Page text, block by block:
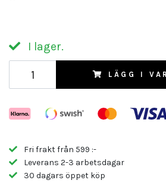
I lager.
LÄGG I
Fri frakt från 599 :-
Leverans 2-3 arbetsdagar
30 dagars öppet köp